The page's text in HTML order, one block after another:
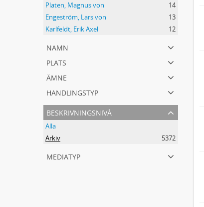
Platen, Magnus von
14
Engeström, Lars von
13
Karlfeldt, Erik Axel
12
namn
plats
ämne
handlingstyp
beskrivningsnivå
Alla
Arkiv
5372
mediatyp